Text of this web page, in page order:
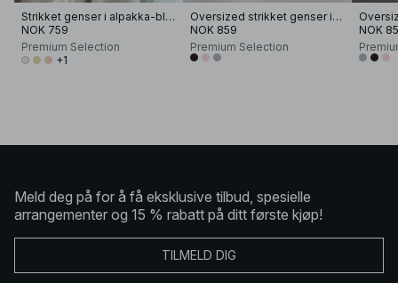
Strikket genser i alpakka-blanding med korte ermer
NOK 759
Premium Selection
+1
Oversized strikket genser i alpakka-blanding med rund hals
NOK 859
Premium Selection
NOK
Meld deg på for å få eksklusive tilbud, spesielle
arrangementer og 15 % rabatt på ditt første kjøp!
TILMELD DIG